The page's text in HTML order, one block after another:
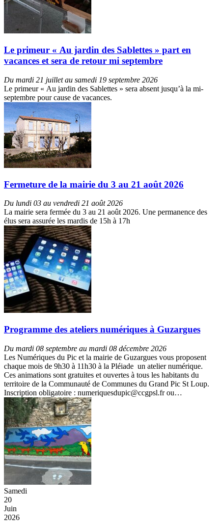
Le primeur « Au jardin des Sablettes » part en
vacances et sera de retour mi septembre
Du mardi 21 juillet au samedi 19 septembre 2026
Le primeur « Au jardin des Sablettes » sera absent jusqu’à la mi-
septembre pour cause de vacances.
Fermeture de la mairie du 3 au 21 août 2026
Du lundi 03 au vendredi 21 août 2026
La mairie sera fermée du 3 au 21 août 2026. Une permanence des
élus sera assurée les mardis de 15h à 17h
Programme des ateliers numériques à Guzargues
Du mardi 08 septembre au mardi 08 décembre 2026
Les Numériques du Pic et la mairie de Guzargues vous proposent
chaque mois de 9h30 à 11h30 à la Pléiade un atelier numérique.
Ces animations sont gratuites et ouvertes à tous les habitants du
territoire de la Communauté de Communes du Grand Pic St Loup.
Inscription obligatoire : numeriquesdupic@ccgpsl.fr ou…
Samedi
20
Juin
2026